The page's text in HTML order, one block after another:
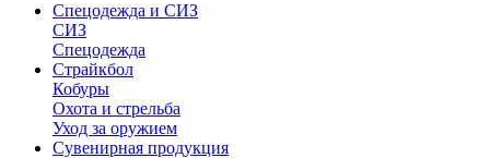
Спецодежда и СИЗ
СИЗ
Спецодежда
Страйкбол
Кобуры
Охота и стрельба
Уход за оружием
Сувенирная продукция